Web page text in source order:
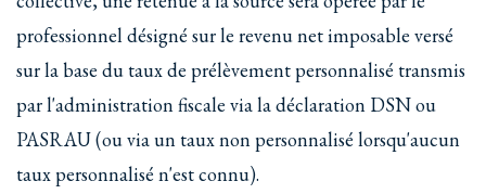
professionnel désigné sur le revenu net imposable versé
sur la base du taux de prélèvement personnalisé transmis
par l'administration fiscale via la déclaration DSN ou
PASRAU (ou via un taux non personnalisé lorsqu'aucun
taux personnalisé n'est connu).